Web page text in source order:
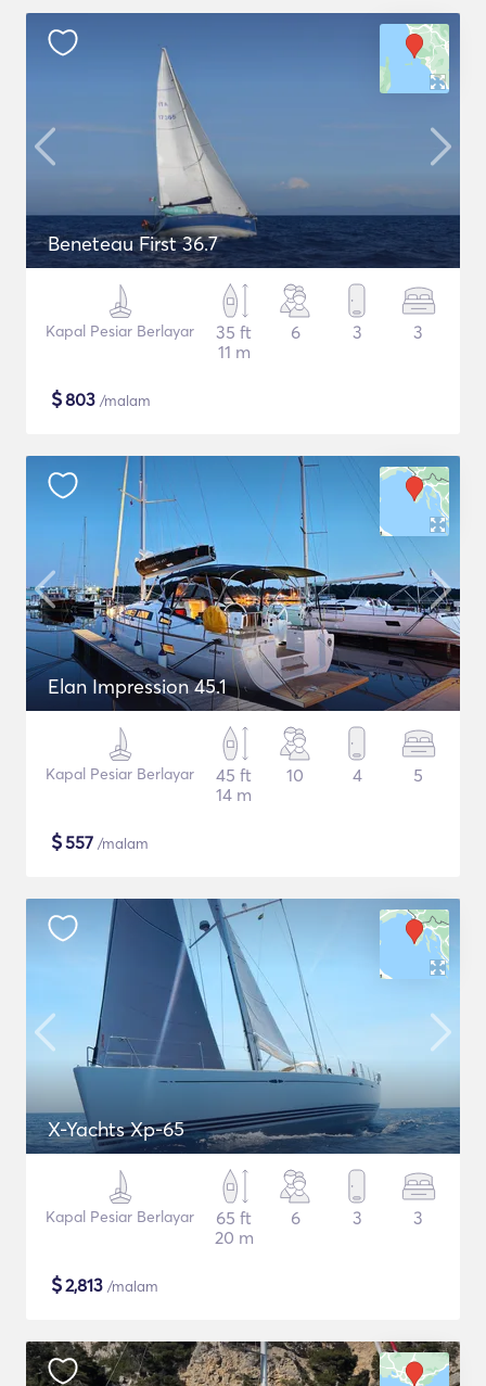
Beneteau First 36.7
Kapal Pesiar Berlayar
35 ft
11 m
6 3 3
$803 /malam
Elan Impression 45.1
Kapal Pesiar Berlayar
45 ft
14 m
10 4 5
$557 /malam
X-Yachts Xp-65
Kapal Pesiar Berlayar
65 ft
20 m
6 3 3
$2,813 /malam